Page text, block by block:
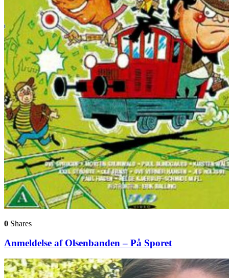
0 Shares
Anmeldelse af Olsenbanden – På Sporet